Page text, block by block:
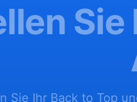
Sie
Sie Ihr Back to Top